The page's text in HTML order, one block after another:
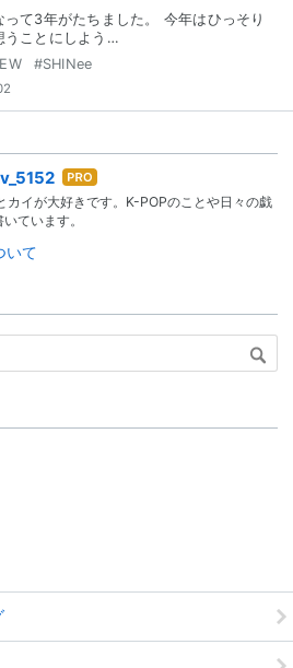
って3年がたちました。 今年はひっそり
うことにしよう…
#SHINee
はて
なブ
ログ
カイが大好きです。K-POPのことや日々の戯
ています。
いて